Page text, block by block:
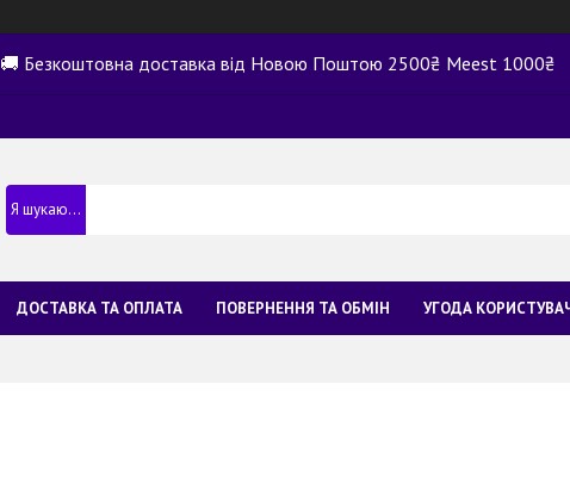
🚚 Безкоштовна доставка від Новою Поштою 2500₴ Meest 1000₴
ДОСТАВКА ТА ОПЛАТА ПОВЕРНЕННЯ ТА ОБМІН УГОДА